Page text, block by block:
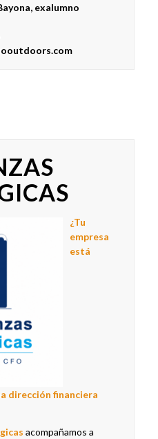
exalumno
¿Tu
empresa
está
dirección financiera
acompañamos a